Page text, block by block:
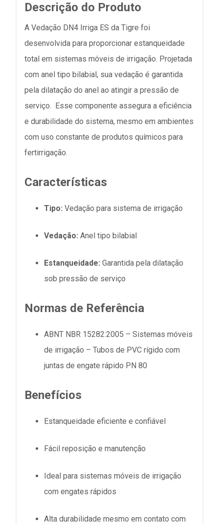
Descrição do Produto
A Vedação DN4 Irriga ES da Tigre foi
desenvolvida para proporcionar estanqueidade
total em sistemas móveis de irrigação. Projetada
com anel tipo bilabial, sua vedação é garantida
pela dilatação do anel ao atingir a pressão de
serviço. Esse componente assegura a eficiência
e durabilidade do sistema, mesmo em ambientes
com uso constante de produtos químicos para
fertirrigação.
Características
Tipo: Vedação para sistema de irrigação
Vedação: Anel tipo bilabial
Estanqueidade: Garantida pela dilatação
sob pressão de serviço
Normas de Referência
ABNT NBR 15282:2005 – Sistemas móveis
de irrigação – Tubos de PVC rígido com
juntas de engate rápido PN 80
Benefícios
Estanqueidade eficiente e confiável
Fácil reposição e manutenção
Ideal para sistemas móveis de irrigação
com engates rápidos
Alta durabilidade mesmo em contato com